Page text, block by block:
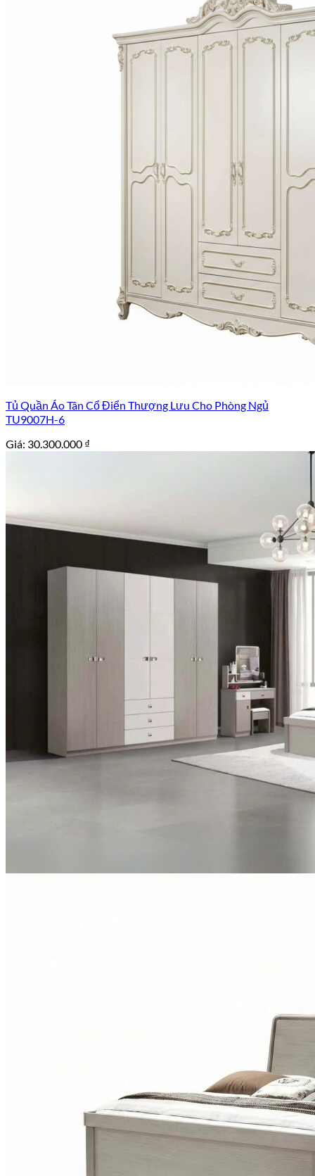
Tủ Quần Áo Tân Cổ Điển Thượng Lưu Cho Phòng Ngủ
TU9007H-6
Giá: 30.300.000 ₫